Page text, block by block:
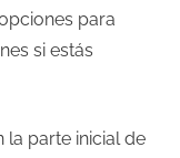
para
si estás
la parte inicial de